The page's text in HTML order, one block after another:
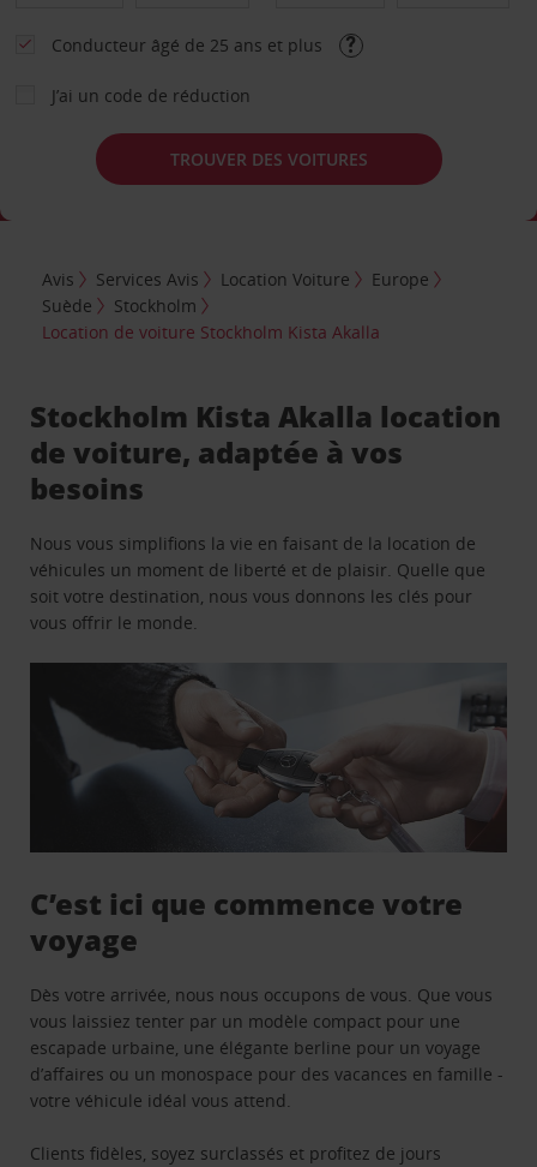
Conducteur âgé de 25 ans et plus
J’ai un code de réduction
TROUVER DES VOITURES
Avis Services Avis Location Voiture
Europe
Suède
Stockholm
Location de voiture Stockholm Kista Akalla
Stockholm Kista Akalla location
de voiture, adaptée à vos
besoins
Nous vous simplifions la vie en faisant de la location de
véhicules un moment de liberté et de plaisir. Quelle que
soit votre destination, nous vous donnons les clés pour
vous offrir le monde.
C’est ici que commence votre
voyage
Dès votre arrivée, nous nous occupons de vous. Que vous
vous laissiez tenter par un modèle compact pour une
escapade urbaine, une élégante berline pour un voyage
d’affaires ou un monospace pour des vacances en famille -
votre véhicule idéal vous attend.
Clients fidèles, soyez surclassés et profitez de jours